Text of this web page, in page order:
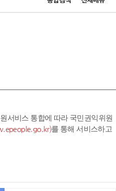
니다.
서비스 통합에 따라 국민권익위원
를 통해 서비스하고